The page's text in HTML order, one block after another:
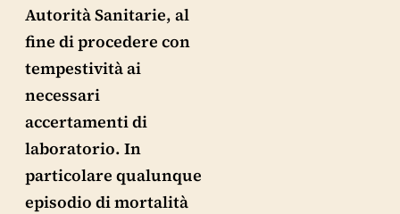
Autorità Sanitarie, al
fine di procedere con
tempestività ai
necessari
accertamenti di
laboratorio. In
particolare qualunque
episodio di mortalità